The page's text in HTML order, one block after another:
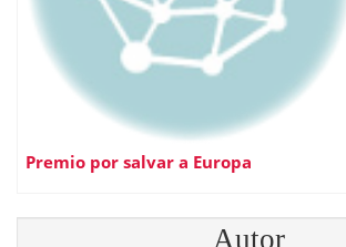
Premio por salvar a Europa
Autor